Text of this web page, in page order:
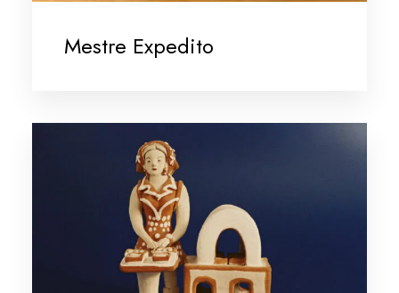
Mestre Expedito